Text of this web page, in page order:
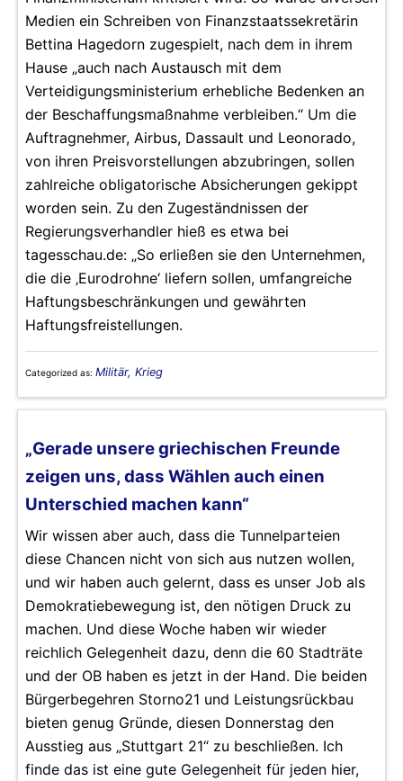
Medien ein Schreiben von Finanzstaatssekretärin
Bettina Hagedorn zugespielt, nach dem in ihrem
Hause „auch nach Austausch mit dem
Verteidigungsministerium erhebliche Bedenken an
der Beschaffungsmaßnahme verbleiben.“ Um die
Auftragnehmer, Airbus, Dassault und Leonorado,
von ihren Preisvorstellungen abzubringen, sollen
zahlreiche obligatorische Absicherungen gekippt
worden sein. Zu den Zugeständnissen der
Regierungsverhandler hieß es etwa bei
tagesschau.de: „So erließen sie den Unternehmen,
die die ‚Eurodrohne‘ liefern sollen, umfangreiche
Haftungsbeschränkungen und gewährten
Haftungsfreistellungen.
Categorized as: Militär, Krieg
„Gerade unsere griechischen Freunde
zeigen uns, dass Wählen auch einen
Unterschied machen kann“
Wir wissen aber auch, dass die Tunnelparteien
diese Chancen nicht von sich aus nutzen wollen,
und wir haben auch gelernt, dass es unser Job als
Demokratiebewegung ist, den nötigen Druck zu
machen. Und diese Woche haben wir wieder
reichlich Gelegenheit dazu, denn die 60 Stadträte
und der OB haben es jetzt in der Hand. Die beiden
Bürgerbegehren Storno21 und Leistungsrückbau
bieten genug Gründe, diesen Donnerstag den
Ausstieg aus „Stuttgart 21“ zu beschließen. Ich
finde das ist eine gute Gelegenheit für jeden hier,